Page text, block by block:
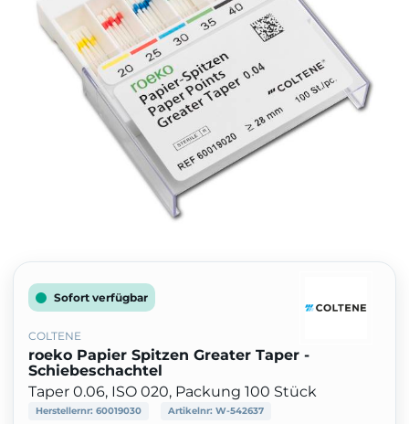
Sofort verfügbar
COLTENE
roeko Papier Spitzen Greater Taper -
Schiebeschachtel
Taper 0.06, ISO 020, Packung 100 Stück
Herstellernr: 60019030 Artikelnr: W-542637